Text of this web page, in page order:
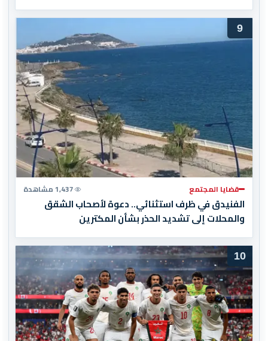
9
قضايا المجتمع 1,437 مشاهدة
الفنيدق في ظرف استثنائي.. دعوة لأصحاب الشقق
والمحلات إلى تشديد الحذر بشأن المكترين
10